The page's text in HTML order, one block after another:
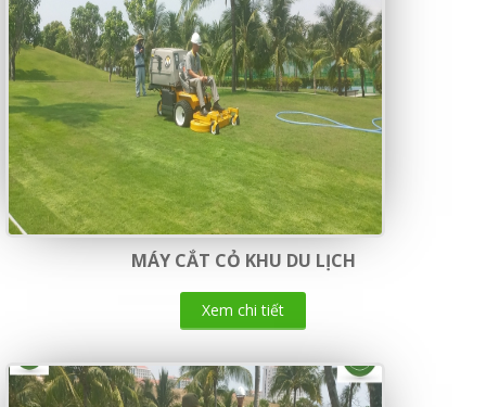
MÁY CẮT CỎ KHU DU LỊCH
Xem chi tiết